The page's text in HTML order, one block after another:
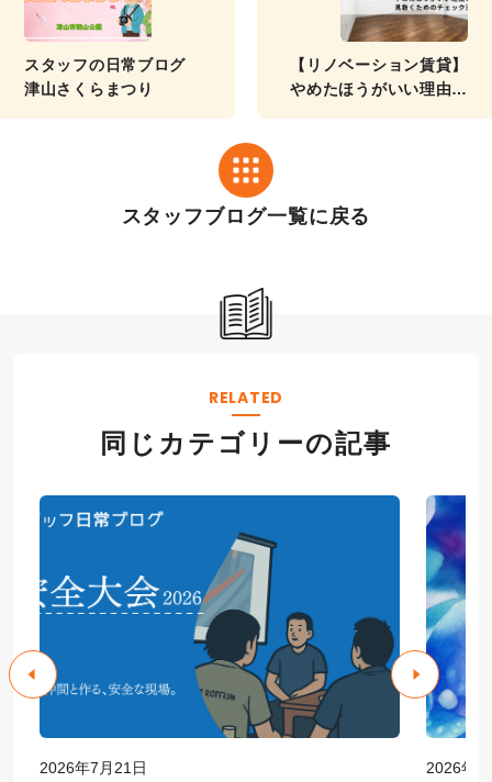
スタッフの日常ブログ
津山さくらまつり
スタッフブログ一覧に戻る
【リノベーション賃貸】
やめたほうがいい理由と
RELATED
同じカテゴリーの記事
2026年7月21日 2026年6